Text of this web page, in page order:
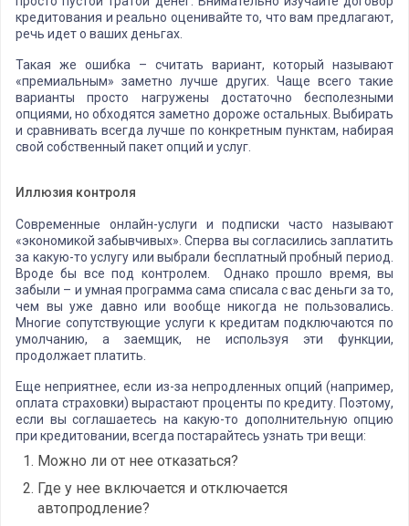
кредитования и реально оценивайте то, что вам предлагают,
речь идет о ваших деньгах.
Такая же ошибка – считать вариант, который называют
«премиальным» заметно лучше других. Чаще всего такие
варианты просто нагружены достаточно бесполезными
опциями, но обходятся заметно дороже остальных. Выбирать
и сравнивать всегда лучше по конкретным пунктам, набирая
свой собственный пакет опций и услуг.
Иллюзия контроля
Современные онлайн-услуги и подписки часто называют
«экономикой забывчивых». Сперва вы согласились заплатить
за какую-то услугу или выбрали бесплатный пробный период.
Вроде бы все под контролем. Однако прошло время, вы
забыли – и умная программа сама списала с вас деньги за то,
чем вы уже давно или вообще никогда не пользовались.
Многие сопутствующие услуги к кредитам подключаются по
умолчанию, а заемщик, не используя эти функции,
продолжает платить.
Еще неприятнее, если из-за непродленных опций (например,
оплата страховки) вырастают проценты по кредиту. Поэтому,
если вы соглашаетесь на какую-то дополнительную опцию
при кредитовании, всегда постарайтесь узнать три вещи:
Можно ли от нее отказаться?
Где у нее включается и отключается
автопродление?